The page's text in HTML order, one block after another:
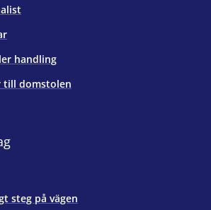
handling
till domstolen
steg på vägen